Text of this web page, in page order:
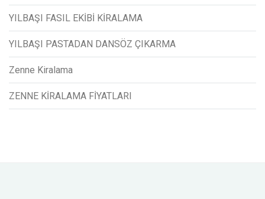
YILBAŞI FASIL EKİBİ KİRALAMA
YILBAŞI PASTADAN DANSÖZ ÇIKARMA
Zenne Kiralama
ZENNE KİRALAMA FİYATLARI